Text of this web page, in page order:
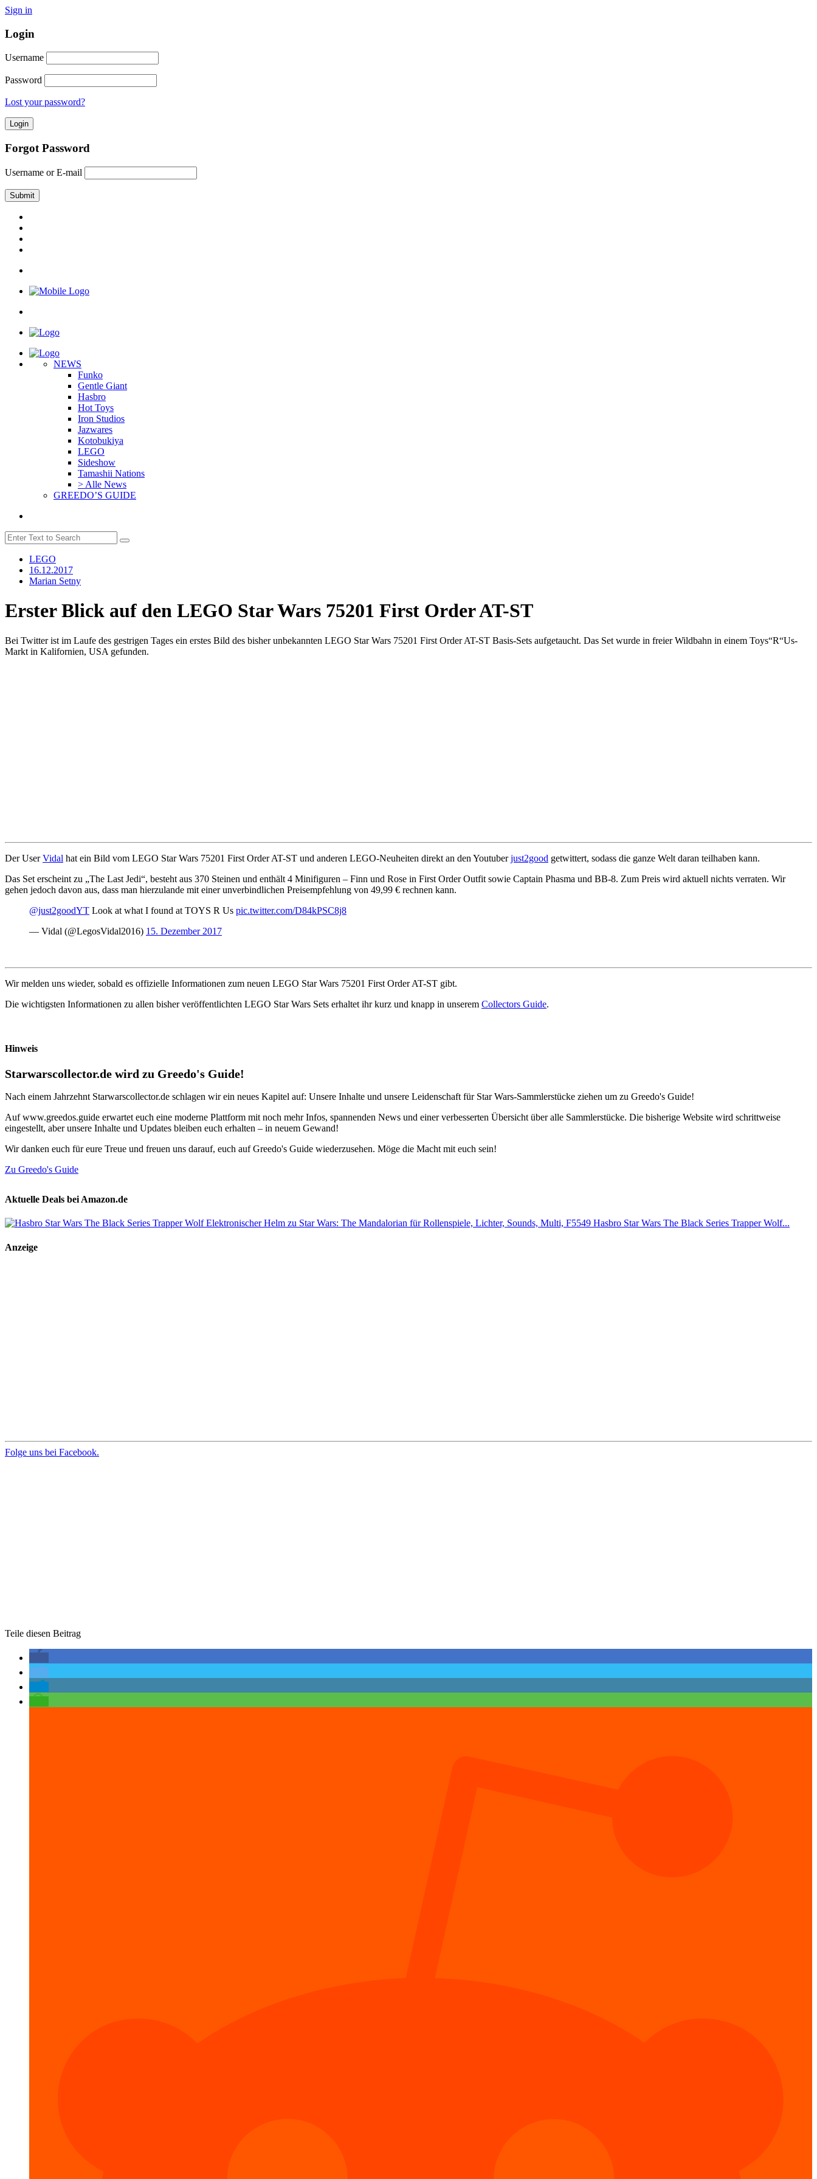
Sign in
Login
Username
Password
Lost your password?
Forgot Password
Username or E-mail
NEWS
Funko
Gentle Giant
Hasbro
Hot Toys
Iron Studios
Jazwares
Kotobukiya
LEGO
Sideshow
Tamashii Nations
> Alle News
GREEDO’S GUIDE
LEGO
16.12.2017
Marian Setny
Erster Blick auf den LEGO Star Wars 75201 First Order AT-ST
Bei Twitter ist im Laufe des gestrigen Tages ein erstes Bild des bisher unbekannten LEGO Star Wars 75201 First Order AT-ST Basis-Sets aufgetaucht. Das Set wurde in freier Wildbahn in einem Toys“R“Us-
Markt in Kalifornien, USA gefunden.
Der UserVidal hat ein Bild vom LEGO Star Wars 75201 First Order AT-ST und anderen LEGO-Neuheiten direkt an den Youtuberjust2good getwittert, sodass die ganze Welt daran teilhaben kann.
Das Set erscheint zu „The Last Jedi“, besteht aus 370 Steinen und enthält 4 Minifiguren – Finn und Rose in First Order Outfit sowie Captain Phasma und BB-8. Zum Preis wird aktuell nichts verraten. Wir
gehen jedoch davon aus, dass man hierzulande mit einer unverbindlichen Preisempfehlung von 49,99 € rechnen kann.
@just2goodYT Look at what I found at TOYS R Us pic.twitter.com/D84kPSC8j8
— Vidal (@LegosVidal2016) 15. Dezember 2017
Wir melden uns wieder, sobald es offizielle Informationen zum neuen LEGO Star Wars 75201 First Order AT-ST gibt.
Die wichtigsten Informationen zu allen bisher veröffentlichten LEGO Star Wars Sets erhaltet ihr kurz und knapp in unserem Collectors Guide.
Hinweis
Starwarscollector.de wird zu Greedo's Guide!
Nach einem Jahrzehnt Starwarscollector.de schlagen wir ein neues Kapitel auf: Unsere Inhalte und unsere Leidenschaft für Star Wars-Sammlerstücke ziehen um zu Greedo's Guide!
Auf www.greedos.guide erwartet euch eine moderne Plattform mit noch mehr Infos, spannenden News und einer verbesserten Übersicht über alle Sammlerstücke. Die bisherige Website wird schrittweise
eingestellt, aber unsere Inhalte und Updates bleiben euch erhalten – in neuem Gewand!
Wir danken euch für eure Treue und freuen uns darauf, euch auf Greedo's Guide wiederzusehen. Möge die Macht mit euch sein!
Zu Greedo's Guide
Aktuelle Deals bei Amazon.de
Hasbro Star Wars The Black Series Trapper Wolf...
Anzeige
Folge uns bei Facebook.
Teile diesen Beitrag